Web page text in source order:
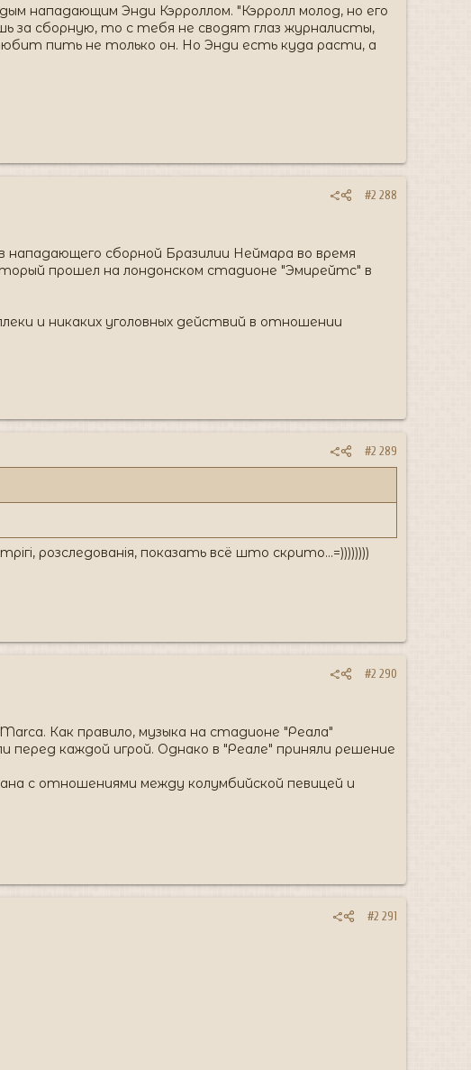
нападающим Энди Кэрроллом. "Кэрролл молод, но его
за сборную, то с тебя не сводят глаз журналисты,
пить не только он. Но Энди есть куда расти, а
#2 288
сборной Бразилии Неймара во время
прошел на лондонском стадионе "Эмирейтс" в
и никаких уголовных действий в отношении
#2 289
розследованія, показать всё што скрито...=))))))))
#2 290
Как правило, музыка на стадионе "Реала"
каждой игрой. Однако в "Реале" приняли решение
с отношениями между колумбийской певицей и
#2 291